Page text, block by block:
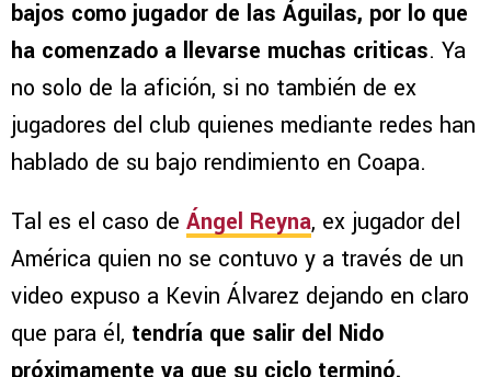
bajos como jugador de las Águilas, por lo que
ha comenzado a llevarse muchas criticas. Ya
no solo de la afición, si no también de ex
jugadores del club quienes mediante redes han
hablado de su bajo rendimiento en Coapa.
Tal es el caso de Ángel Reyna, ex jugador del
América quien no se contuvo y a través de un
video expuso a Kevin Álvarez dejando en claro
que para él, tendría que salir del Nido